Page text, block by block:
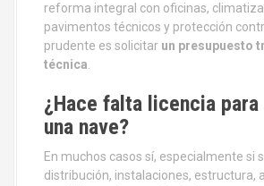
reforma integral con oficinas,
pavimentos técnicos y protección
prudente es solicitar un presupuesto
técnica.
¿Hace falta licencia
una nave?
En muchos casos sí, especialmente si
distribución, instalaciones, estructura,